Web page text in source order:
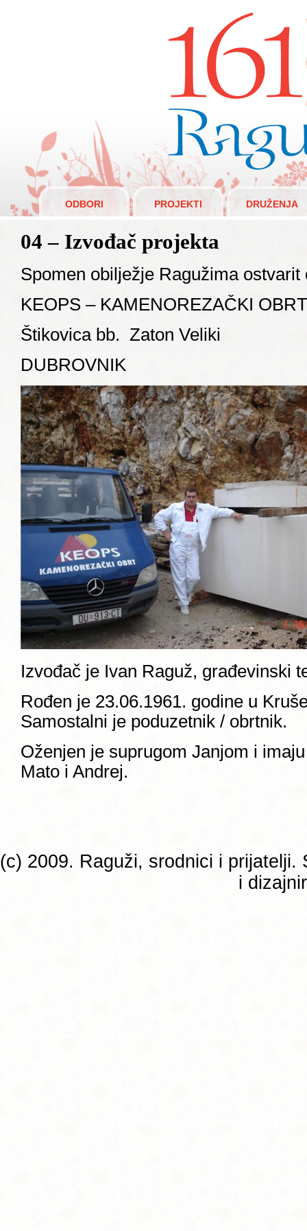
Raguži 1610.
ODBORI PROJEKTI DRUŽENJA
04 – Izvođač projekta
Spomen obilježje Ragužima ostvarit
KEOPS – KAMENOREZAČKI OBRT
Štikovica bb. Zaton Veliki
DUBROVNIK
Izvođač je Ivan Raguž, građevinski
Rođen je 23.06.1961. godine u
Samostalni je poduzetnik / obrtnik.
Oženjen je suprugom Janjom i
Mato i Andrej.
(c) 2009. Raguži, srodnici i
i